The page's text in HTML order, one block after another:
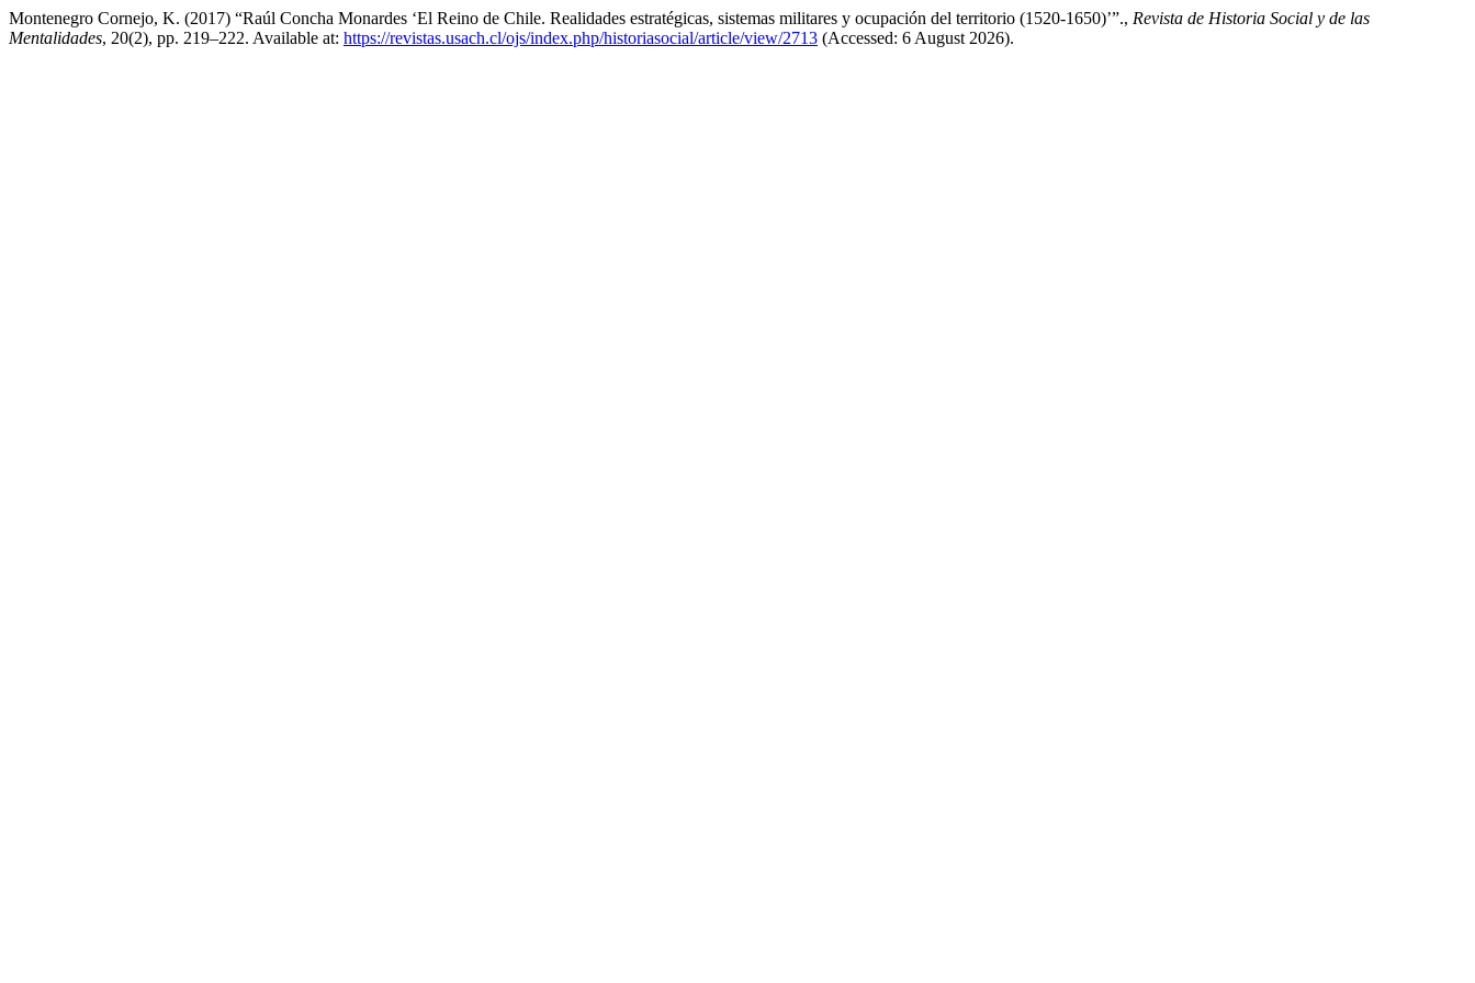
Montenegro Cornejo, K. (2017) “Raúl Concha Monardes ‘El Reino de Chile. Realidades estratégicas, sistemas militares y ocupación del territorio (1520-1650)’”., Revista de Historia Social y de las
Mentalidades, 20(2), pp. 219–222. Available at: https://revistas.usach.cl/ojs/index.php/historiasocial/article/view/2713 (Accessed: 6 August 2026).